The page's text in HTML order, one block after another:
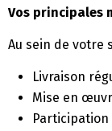
Vos principales
Au sein de votre
Livraison
Mise en